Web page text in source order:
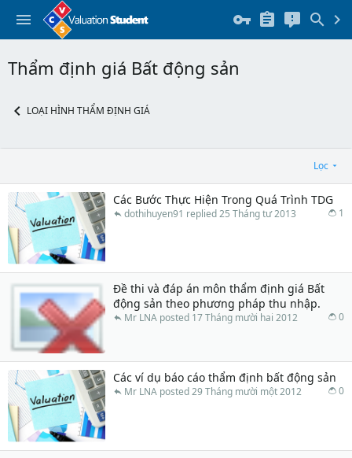
Thẩm định giá Bất động sản
LOẠI HÌNH THẨM ĐỊNH GIÁ
Lọc
Các Bước Thực Hiện Trong Quá Trình TDG
1
25 Tháng tư 2013
dothihuyen91
Đề thi và đáp án môn thẩm định giá Bất
động sản theo phương pháp thu nhập.
0
17 Tháng mười hai 2012
Mr LNA
Các ví dụ báo cáo thẩm định bất động sản
0
29 Tháng mười một 2012
Mr LNA